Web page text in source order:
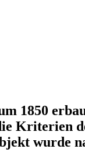
1850
Kriterien
wurde